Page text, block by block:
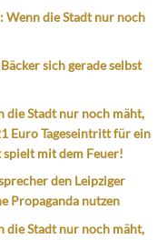
die Stadt nur noch
sich gerade selbst
die Stadt nur noch mäht,
Euro Tageseintritt für ein
mit dem Feuer!
den Leipziger
Propaganda nutzen
die Stadt nur noch mäht,